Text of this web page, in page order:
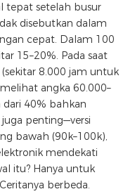
tepat setelah busur
disebutkan dalam
cepat. Dalam 100
15–20%. Pada saat
8.000 jam untuk
angka 60.000–
40% bahkan
penting—versi
bawah (90k–100k),
mendekati
itu? Hanya untuk
berbeda.